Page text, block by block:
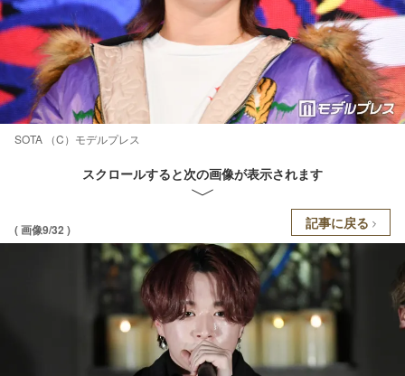
SOTA （C）モデルプレス
スクロールすると次の画像が表示されます
( 画像9/32 ) 記事に戻る